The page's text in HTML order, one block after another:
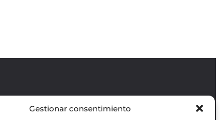
Gestionar consentimiento
Revista GODOT
es una revista